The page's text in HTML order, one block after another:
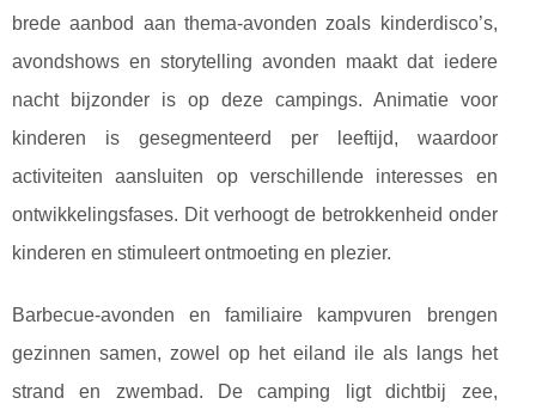
brede aanbod aan thema-avonden zoals kinderdisco’s,
avondshows en storytelling avonden maakt dat iedere
nacht bijzonder is op deze campings. Animatie voor
kinderen is gesegmenteerd per leeftijd, waardoor
activiteiten aansluiten op verschillende interesses en
ontwikkelingsfases. Dit verhoogt de betrokkenheid onder
kinderen en stimuleert ontmoeting en plezier.
Barbecue-avonden en familiaire kampvuren brengen
gezinnen samen, zowel op het eiland ile als langs het
strand en zwembad. De camping ligt dichtbij zee,